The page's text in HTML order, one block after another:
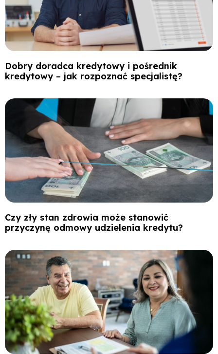
Dobry doradca kredytowy i pośrednik
kredytowy – jak rozpoznać specjalistę?
Czy zły stan zdrowia może stanowić
przyczynę odmowy udzielenia kredytu?